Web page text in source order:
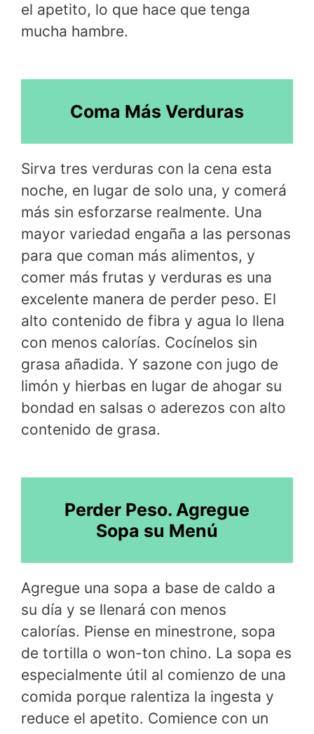
el apetito, lo que hace que tenga
mucha hambre.
Coma Más Verduras
Sirva tres verduras con la cena esta
noche, en lugar de solo una, y comerá
más sin esforzarse realmente. Una
mayor variedad engaña a las personas
para que coman más alimentos, y
comer más frutas y verduras es una
excelente manera de perder peso. El
alto contenido de fibra y agua lo llena
con menos calorías. Cocínelos sin
grasa añadida. Y sazone con jugo de
limón y hierbas en lugar de ahogar su
bondad en salsas o aderezos con alto
contenido de grasa.
Perder Peso. Agregue
Sopa su Menú
Agregue una sopa a base de caldo a
su día y se llenará con menos
calorías. Piense en minestrone, sopa
de tortilla o won-ton chino. La sopa es
especialmente útil al comienzo de una
comida porque ralentiza la ingesta y
reduce el apetito. Comience con un